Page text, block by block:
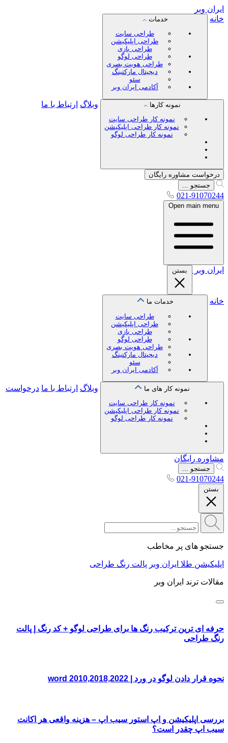
ایران وبر
خانه
خدمات
طراحی سایت
طراحی اپلیکیشن
طراحی بازی
طراحی لوگو
طراحی هویت بصری
دیجیتال مارکتینگ
سئو
آکادمی ایران وبر
نمونه کارها
نمونه کار طراحی سایت
نمونه کار طراحی اپلیکیشن
نمونه کار طراحی لوگو
وبلاگ ارتباط با ما
درخواست مشاوره رایگان
جستجو ...
021-91070244
Open main menu
ایران وبر بستن
خانه
خدمات ما
طراحی سایت
طراحی اپلیکیشن
طراحی بازی
طراحی لوگو
طراحی هویت بصری
دیجیتال مارکتینگ
سئو
آکادمی ایران وبر
نمونه کار های ما
نمونه کار طراحی سایت
نمونه کار طراحی اپلیکیشن
نمونه کار طراحی لوگو
وبلاگ ارتباط با ما درخواست
مشاوره رایگان
جستجو ...
021-91070244
بستن
جستجو های پر مخاطب
اپلیکیشن طلا ایران وبر پالت رنگ طراحی
مقالات ترند ایران وبر
حرفه ای ترین ترکیب رنگ ها برای طراحی لوگو + کد رنگ | پالت
رنگ طراحی
نحوه قرار دادن لوگو در ورد | word 2010,2018,2022
بررسی اپلیکیشن و اپ استور سیب اپ – هزینه واقعی هر اکانت
سیب اپ چقدر است؟